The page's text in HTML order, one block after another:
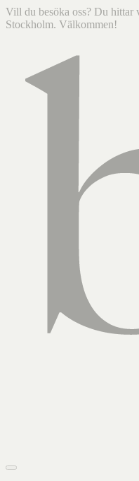
Vill du besöka oss? Du hittar
Stockholm. Välkommen!